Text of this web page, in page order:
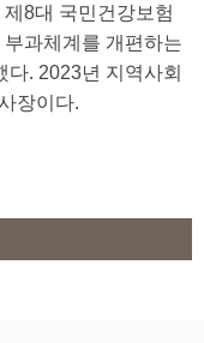
8대 국민건강보험
과체계를 개편하는
. 2023년 지역사회
장이다.